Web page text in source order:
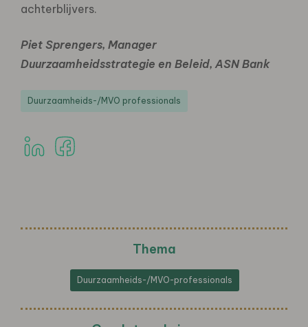
achterblijvers.
Piet Sprengers, Manager
Duurzaamheidsstrategie en Beleid, ASN Bank
Duurzaamheids-/MVO professionals
Thema
Duurzaamheids-/MVO-professionals